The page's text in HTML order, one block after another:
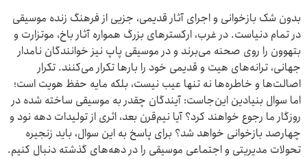
بدون شک بازخوانی و اجرای آثار قدیمی، جزیی از فرهنگ زنده موسیقی
در تمام دنیاست. در غرب، ارکسترهای بزرگ همواره آثار باخ، موتزارت و
بتهوون را روی صحنه می‌برند و در موسیقی پاپ نیز خوانندگان نامدار
جهانی، ترانه‌های هیت و قدیمی خود را بارها تکرار می‌کنند. تکرار
اصالت‌ها و خاطره‌ها نه تنها عیب نیست، بلکه مایه حفظ هویت است؛
اما سوال بنیادین این‌جاست: آیندگان چقدر به موسیقی ساخته شده در
روزگار ما رجوع خواهند کرد؟ آیا نیم‌قرن بعد، اثری از تولیدات دهه نود و
چهارصد بازخوانی خواهد شد؟ برای پاسخ به این سوال، باید زنجیره
تحولات مدیریتی و اجتماعی موسیقی را در دهه‌های گذشته دنبال کنیم.